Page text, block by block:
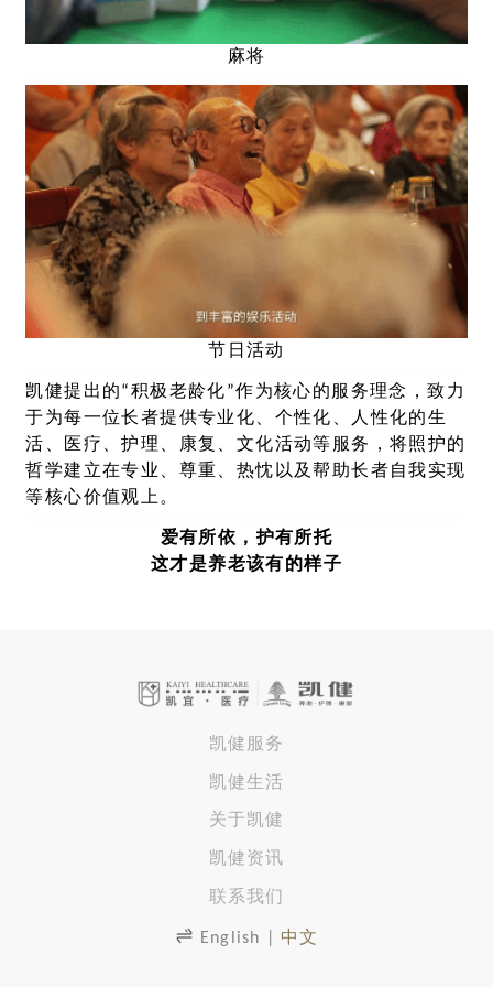
麻将
节日活动
凯健提出的“积极老龄化”作为核心的服务理念，致力
于为每一位长者提供专业化、个性化、人性化的生
活、医疗、护理、康复、文化活动等服务，将照护的
哲学建立在专业、尊重、热忱以及帮助长者自我实现
等核心价值观上。
爱有所依，护有所托
这才是养老该有的样子
凯健服务
凯健生活
关于凯健
凯健资讯
联系我们
English 中文